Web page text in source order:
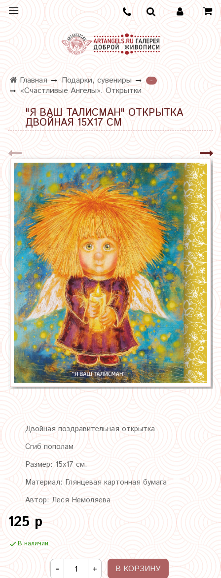
Главная Подарки, сувениры
-
«Счастливые Ангелы». Открытки
"Я ВАШ ТАЛИСМАН" ОТКРЫТКА
ДВОЙНАЯ 15Х17 СМ
Двойная поздравительная открытка
Сгиб пополам
Размер: 15х17 см.
Материал: Глянцевая картонная бумага
Автор: Леся Немоляева
125 р
В наличии
В КОРЗИНУ